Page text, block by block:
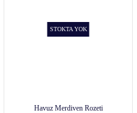
STOKTA YOK
Havuz Merdiven Rozeti